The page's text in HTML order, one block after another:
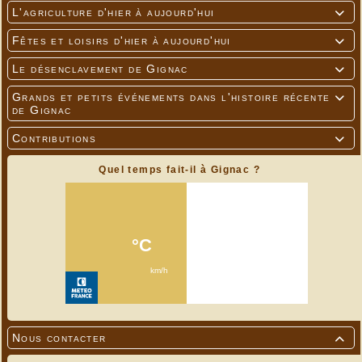

L'agriculture d'hier à aujourd'hui

Fêtes et loisirs d'hier à aujourd'hui

Le désenclavement de Gignac

Grands et petits événements dans l'histoire récente
de Gignac

Contributions
Quel temps fait-il à Gignac ?

Nous contacter